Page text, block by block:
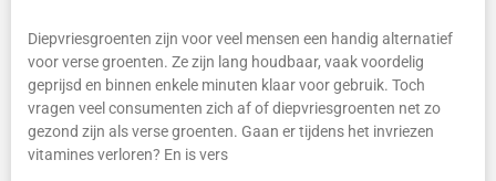
Diepvriesgroenten zijn voor veel mensen een handig alternatief
voor verse groenten. Ze zijn lang houdbaar, vaak voordelig
geprijsd en binnen enkele minuten klaar voor gebruik. Toch
vragen veel consumenten zich af of diepvriesgroenten net zo
gezond zijn als verse groenten. Gaan er tijdens het invriezen
vitamines verloren? En is vers